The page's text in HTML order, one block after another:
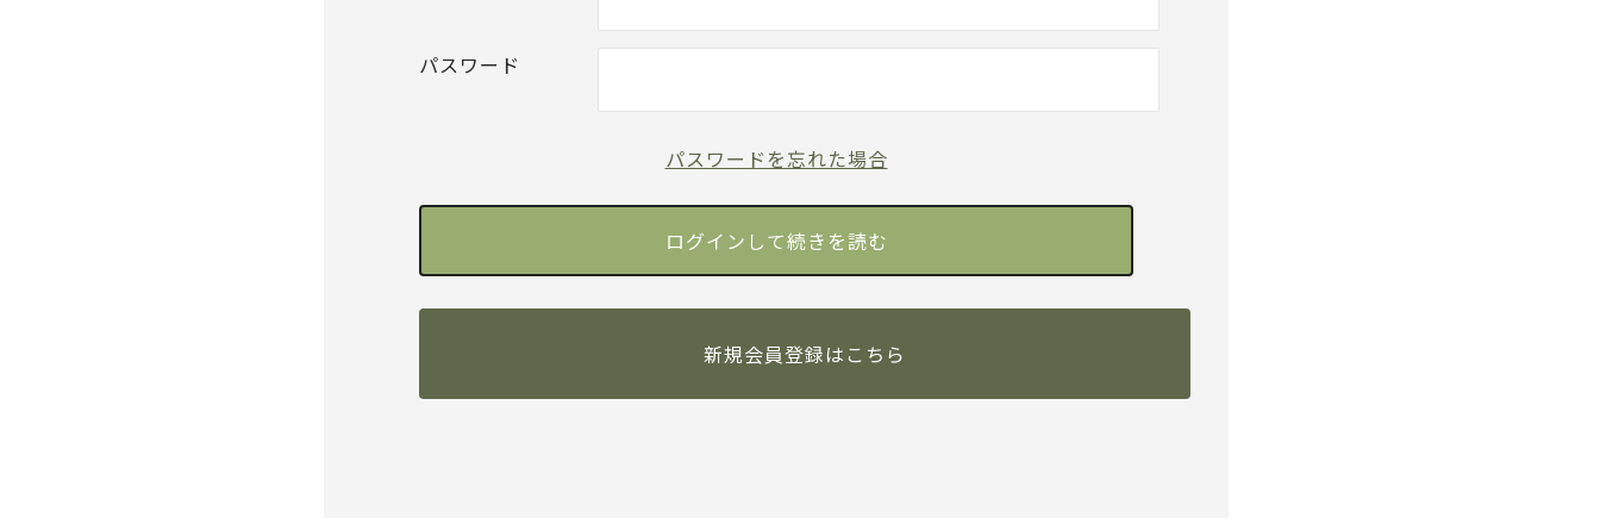
パスワード
パスワードを忘れた場合
新規会員登録はこちら